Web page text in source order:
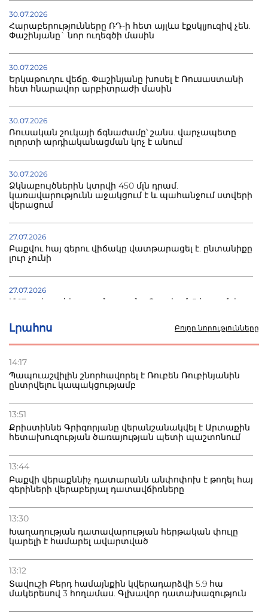
Լրահոս Բոլոր նորությունները
14:17
Պապուաշվիլին շնորհավորել է Ռուբեն Ռուբինյանին
ընտրվելու կապակցությամբ
13:51
Քրիստիննե Գրիգորյանը վերանշանակվել է Արտաքին
հետախուզության ծառայության պետի պաշտոնում
13:44
Բաքվի վերաքննիչ դատարանն անփոփոխ է թողել հայ
գերիների վերաբերյալ դատավճիռները
13:30
Խաղաղության դատավարության հերթական փուլը
կարելի է համարել ավարտված
13:12
Տավուշի Բերդ համայնքին կվերադարձվի 5.9 հա
մակերեսով 3 հողամաս. Գլխավոր դատախազություն
30.07.2026
Հարաբերությունները ՌԴ-ի հետ այլևս էքսկլյուզիվ չեն.
Փաշինյանը` նոր ուղեգծի մասին
30.07.2026
Երկաթուղու վեճը. Փաշինյանը խոսել է Ռուսաստանի
հետ հնարավոր արբիտրաժի մասին
30.07.2026
Ռուսական շուկայի ճգնաժամը՝ շանս. վարչապետը
ոլորտի արդիականացման կոչ է անում
30.07.2026
Ձկնաբույծներին կտրվի 450 մլն դրամ.
կառավարությունն աջակցում է և պահանջում ստվերի
վերացում
27.07.2026
Բաքվու հայ գերու վիճակը վատթարացել է. ընտանիքը
լուր չունի
27.07.2026
Մ-17 աշխարհի առաջնությունը Բաքվում. 5 հայ ըմբիշ
22.07.2026
տուժածներ կան
բնակվել Ռուսաստանում
Բաքվի բանտից գեներալ Մանուկյանը դիմել է
Փաշինյանին